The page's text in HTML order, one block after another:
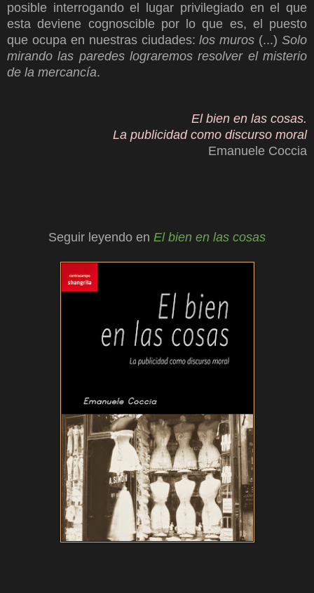
posible interrogando el lugar privilegiado en el que
esta deviene cognoscible por lo que es, el puesto
que ocupa en nuestras ciudades:los muros (...) Solo
mirando las paredes lograremos resolver el misterio
de la mercancía.
El bien en las cosas.
La publicidad como discurso moral
Emanuele Coccia
Seguir leyendo en El bien en las cosas